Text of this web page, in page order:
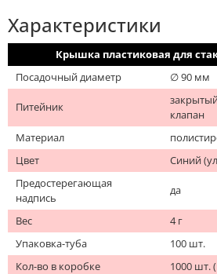
Характеристики
Крышка пластиковая для
Посадочный диаметр
∅ 90 мм
Питейник
клапан
Материал
Цвет
Синий
Предостерегающая
надпись
да
Вес
4 г
Упаковка-туба
100 шт.
Кол-во в коробке
1000 шт.